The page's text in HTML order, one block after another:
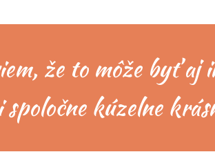
že to môže byť
spoločne kúzelne